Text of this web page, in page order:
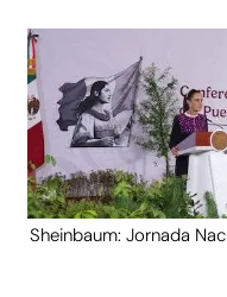
Sheinbaum: Jornada